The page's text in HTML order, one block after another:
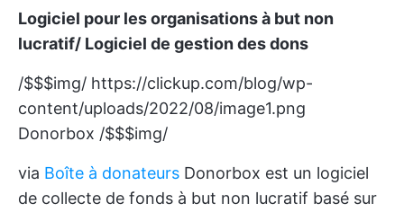
Logiciel pour les organisations à but non
lucratif/ Logiciel de gestion des dons
/$$$img/ https://clickup.com/blog/wp-
content/uploads/2022/08/image1.png
Donorbox /$$$img/
via Boîte à donateurs Donorbox est un logiciel
de collecte de fonds à but non lucratif basé sur